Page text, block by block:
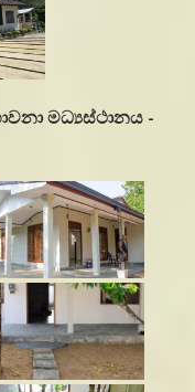
මධ්‍යස්ථානය -